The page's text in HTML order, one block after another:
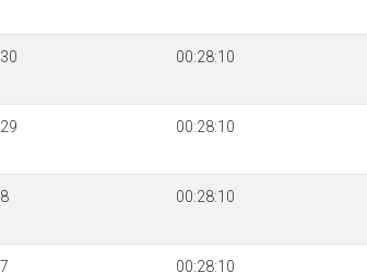
30 00:28:10
29 00:28:10
8 00:28:10
7 00:28:10